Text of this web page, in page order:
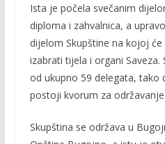
Ista je počela svečanim
diploma i zahvalnica, a
dijelom Skupštine na kojoj
izabrati tijela i organi Saveza.
od ukupno 59 delegata, tako
postoji kvorum za održavanje
Skupština se održava u